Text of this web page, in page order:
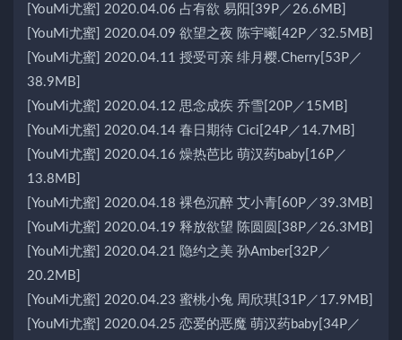
[YouMi尤蜜] 2020.04.06 占有欲 易阳[39P／26.6MB]
[YouMi尤蜜] 2020.04.09 欲望之夜 陈宇曦[42P／32.5MB]
[YouMi尤蜜] 2020.04.11 授受可亲 绯月樱.Cherry[53P／
38.9MB]
[YouMi尤蜜] 2020.04.12 思念成疾 乔雪[20P／15MB]
[YouMi尤蜜] 2020.04.14 春日期待 Cici[24P／14.7MB]
[YouMi尤蜜] 2020.04.16 燥热芭比 萌汉药baby[16P／
13.8MB]
[YouMi尤蜜] 2020.04.18 裸色沉醉 艾小青[60P／39.3MB]
[YouMi尤蜜] 2020.04.19 释放欲望 陈圆圆[38P／26.3MB]
[YouMi尤蜜] 2020.04.21 隐约之美 孙Amber[32P／
20.2MB]
[YouMi尤蜜] 2020.04.23 蜜桃小兔 周欣琪[31P／17.9MB]
[YouMi尤蜜] 2020.04.25 恋爱的恶魔 萌汉药baby[34P／